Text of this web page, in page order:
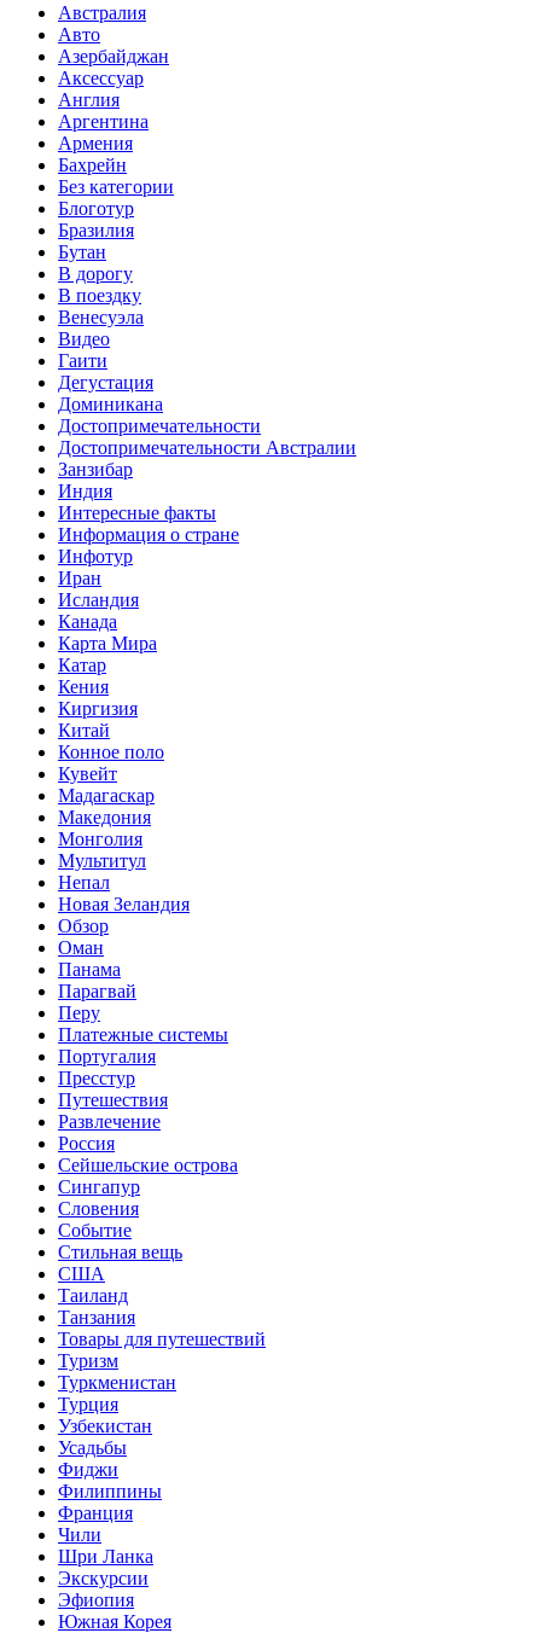
Австралия
Авто
Азербайджан
Аксессуар
Англия
Аргентина
Армения
Бахрейн
Без категории
Блоготур
Бразилия
Бутан
В дорогу
В поездку
Венесуэла
Видео
Гаити
Дегустация
Доминикана
Достопримечательности
Достопримечательности Австралии
Занзибар
Индия
Интересные факты
Информация о стране
Инфотур
Иран
Исландия
Канада
Карта Мира
Катар
Кения
Киргизия
Китай
Конное поло
Кувейт
Мадагаскар
Македония
Монголия
Мультитул
Непал
Новая Зеландия
Обзор
Оман
Панама
Парагвай
Перу
Платежные системы
Португалия
Пресстур
Путешествия
Развлечение
Россия
Сейшельские острова
Сингапур
Словения
Событие
Стильная вещь
США
Таиланд
Танзания
Товары для путешествий
Туризм
Туркменистан
Турция
Узбекистан
Усадьбы
Фиджи
Филиппины
Франция
Чили
Шри Ланка
Экскурсии
Эфиопия
Южная Корея